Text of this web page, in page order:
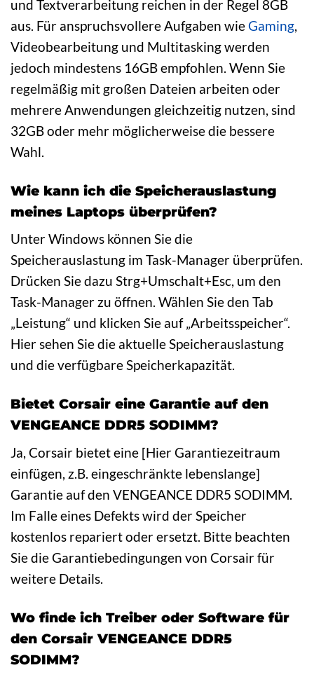
und Textverarbeitung reichen in der Regel 8GB
aus. Für anspruchsvollere Aufgaben wieGaming
Videobearbeitung und Multitasking werden
jedoch mindestens 16GB empfohlen. Wenn Sie
regelmäßig mit großen Dateien arbeiten oder
mehrere Anwendungen gleichzeitig nutzen, sind
32GB oder mehr möglicherweise die bessere
Wahl.
Wie kann ich die Speicherauslastung
meines Laptops überprüfen?
Unter Windows können Sie die
Speicherauslastung im Task-Manager überprüfen.
Drücken Sie dazu Strg+Umschalt+Esc, um den
Task-Manager zu öffnen. Wählen Sie den Tab
„Leistung“ und klicken Sie auf „Arbeitsspeicher“.
Hier sehen Sie die aktuelle Speicherauslastung
und die verfügbare Speicherkapazität.
Bietet Corsair eine Garantie auf den
VENGEANCE DDR5 SODIMM?
Ja, Corsair bietet eine [Hier Garantiezeitraum
einfügen, z.B. eingeschränkte lebenslange]
Garantie auf den VENGEANCE DDR5 SODIMM.
Im Falle eines Defekts wird der Speicher
kostenlos repariert oder ersetzt. Bitte beachten
Sie die Garantiebedingungen von Corsair für
weitere Details.
Wo finde ich Treiber oder Software für
den Corsair VENGEANCE DDR5
SODIMM?